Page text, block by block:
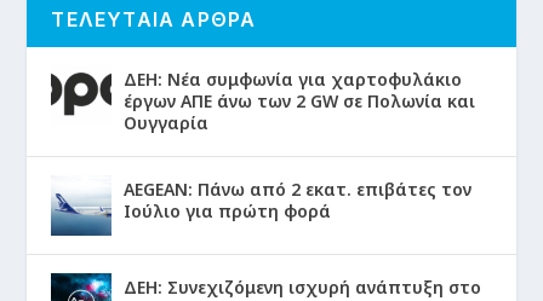
ΤΕΛΕΥΤΑΙΑ ΑΡΘΡΑ
ΔΕΗ: Νέα συμφωνία για χαρτοφυλάκιο
έργων ΑΠΕ άνω των 2 GW σε Πολωνία και
Ουγγαρία
AEGEAN: Πάνω από 2 εκατ. επιβάτες τον
Ιούλιο για πρώτη φορά
ΔΕΗ: Συνεχιζόμενη ισχυρή ανάπτυξη στο